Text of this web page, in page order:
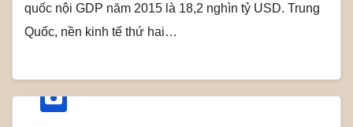
quốc nội GDP năm 2015 là 18,2 nghìn tỷ USD. Trung
Quốc, nền kinh tế thứ hai…